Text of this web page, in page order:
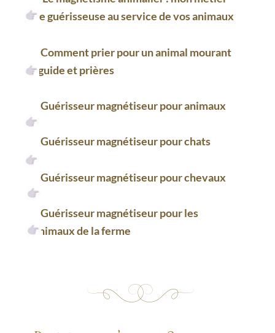
de guérisseuse au service de vos animaux
Comment prier pour un animal mourant
: guide et prières
Guérisseur magnétiseur pour animaux
Guérisseur magnétiseur pour chats
Guérisseur magnétiseur pour chevaux
Guérisseur magnétiseur pour les
animaux de la ferme